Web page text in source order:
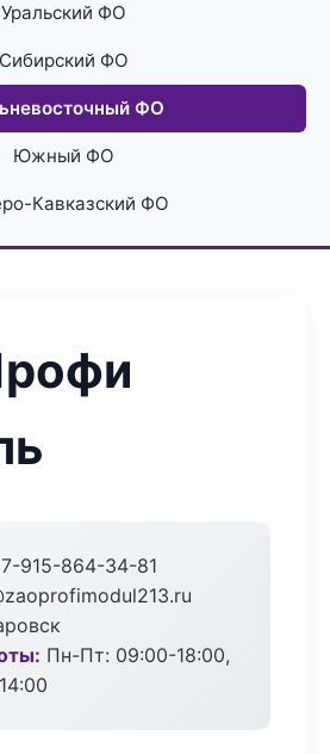
Уральский ФО
Сибирский ФО
ФО
Южный ФО
Кавказский ФО
915-864-34-81
Пн-Пт: 09:00-18:00,